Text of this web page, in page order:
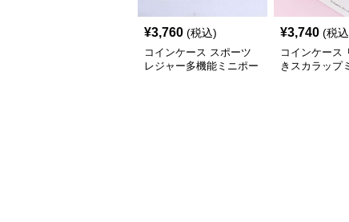
¥3,760 (税込)
コインケース スポーツ
レジャー多機能ミニポー
¥3,740 (税
コインケース
きスカラップ